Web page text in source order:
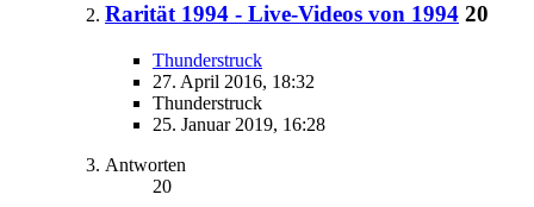
Rarität 1994 - Live-Videos von 1994 20
Thunderstruck
27. April 2016, 18:32
Thunderstruck
25. Januar 2019, 16:28
Antworten
20